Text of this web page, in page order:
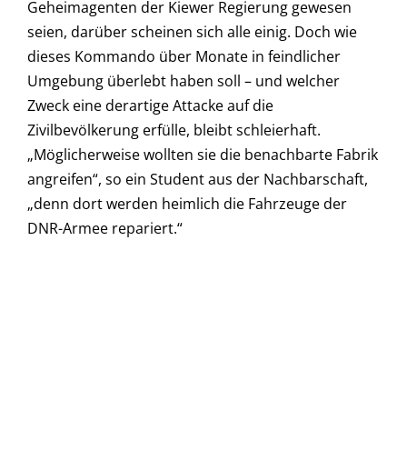
Geheimagenten der Kiewer Regierung gewesen
seien, darüber scheinen sich alle einig. Doch wie
dieses Kommando über Monate in feindlicher
Umgebung überlebt haben soll – und welcher
Zweck eine derartige Attacke auf die
Zivilbevölkerung erfülle, bleibt schleierhaft.
„Möglicherweise wollten sie die benachbarte Fabrik
angreifen“, so ein Student aus der Nachbarschaft,
„denn dort werden heimlich die Fahrzeuge der
DNR-Armee repariert.“